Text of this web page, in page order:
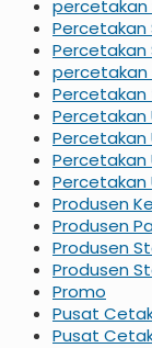
percetakan
Percetakan
Percetakan
Percetakan
Percetakan
Percetakan
Produsen
Produsen
Produsen
Produsen
Promo
Pusat
Pusat